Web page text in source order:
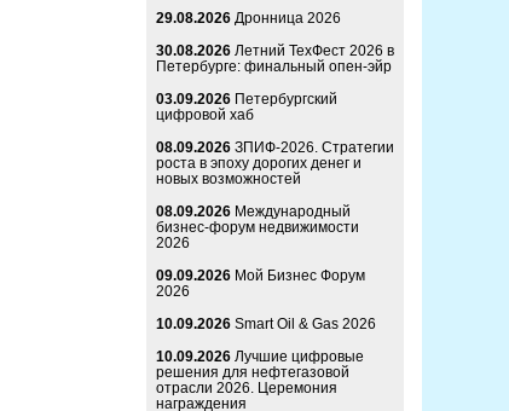
29.08.2026 Дронница 2026
30.08.2026 Летний ТехФест 2026 в
Петербурге: финальный опен-эйр
03.09.2026 Петербургский
цифровой хаб
08.09.2026 ЗПИФ-2026. Стратегии
роста в эпоху дорогих денег и
новых возможностей
08.09.2026 Международный
бизнес-форум недвижимости
2026
09.09.2026 Мой Бизнес Форум
2026
10.09.2026 Smart Oil & Gas 2026
10.09.2026 Лучшие цифровые
решения для нефтегазовой
отрасли 2026. Церемония
награждения